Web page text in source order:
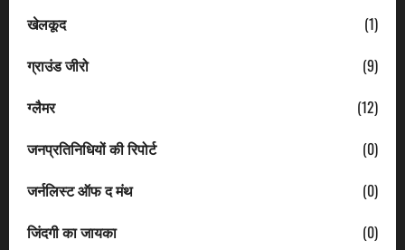
खेलकूद
(1)
ग्राउंड जीरो
(9)
ग्लैमर
(12)
जनप्रतिनिधियों की रिपोर्ट
(0)
जर्नलिस्ट ऑफ द मंथ
(0)
जिंदगी का जायका
(0)